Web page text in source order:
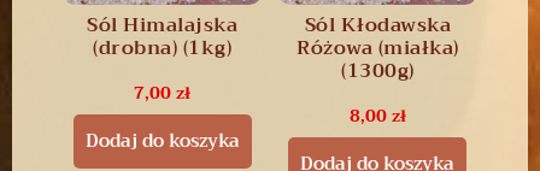
Sól Himalajska
(drobna) (1kg)
7,00zł
Dodaj do koszyka
Sól Kłodawska
Różowa (miałka)
(1300g)
8,00zł
Dodaj do koszyka